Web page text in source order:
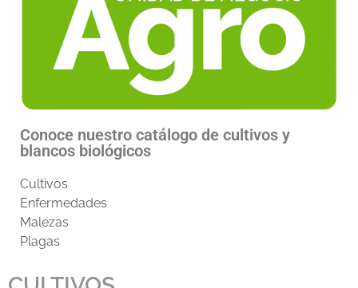
Conoce nuestro catálogo de cultivos y
blancos biológicos
Cultivos
Enfermedades
Malezas
Plagas